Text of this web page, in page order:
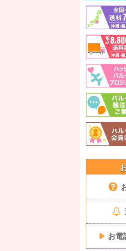
▶ お電